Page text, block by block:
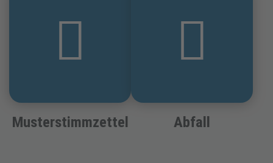
Musterstimmzettel Abfall